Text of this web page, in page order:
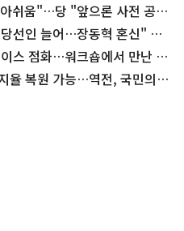
쉬움"…당 "앞으론 사전 공
선인 늘어…장동혁 혼신" 자
스 점화…워크숍에서 만난 정
율 복원 가능…역전, 국민의힘